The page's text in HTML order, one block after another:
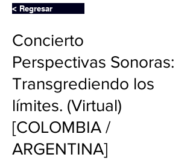
< Regresar
Concierto
Perspectivas Sonoras:
Transgrediendo los
límites. (Virtual)
[COLOMBIA /
ARGENTINA]